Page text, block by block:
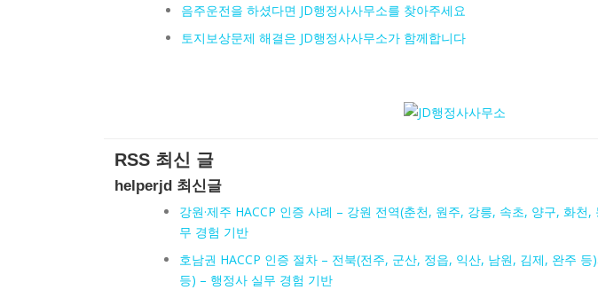
음주운전을 하셨다면 JD행정사사무소를 찾아주세요
토지보상문제 해결은 JD행정사사무소가 함께합니다
RSS 최신 글
helperjd 최신글
강원·제주 HACCP 인증 사례 – 강원 전역(춘천, 원주, 강릉, 속초, 양구, 화천,
무 경험 기반
호남권 HACCP 인증 절차 – 전북(전주, 군산, 정읍, 익산, 남원, 김제, 완주
등) – 행정사 실무 경험 기반